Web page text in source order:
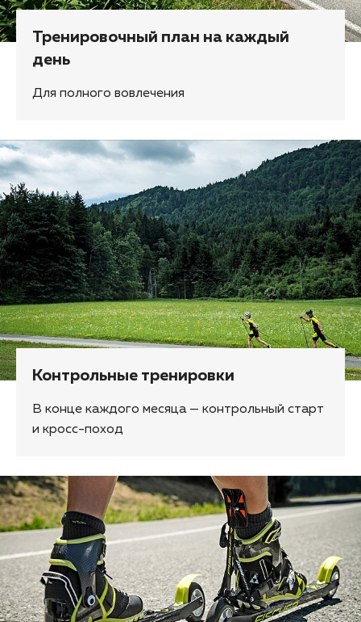
Тренировочный план на каждый
день
Для полного вовлечения
Контрольные тренировки
В конце каждого месяца — контрольный старт
и кросс-поход